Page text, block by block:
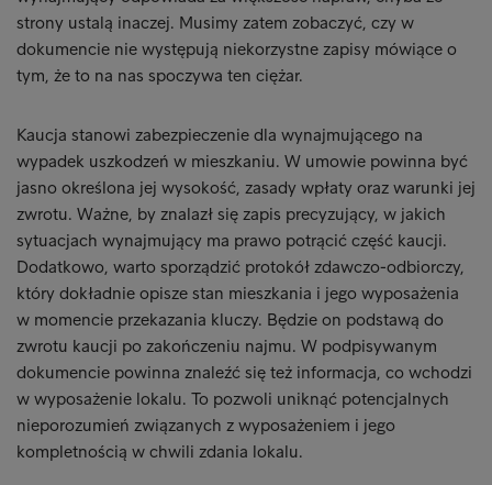
strony ustalą inaczej. Musimy zatem zobaczyć, czy w
dokumencie nie występują niekorzystne zapisy mówiące o
tym, że to na nas spoczywa ten ciężar.
Kaucja stanowi zabezpieczenie dla wynajmującego na
wypadek uszkodzeń w mieszkaniu. W umowie powinna być
jasno określona jej wysokość, zasady wpłaty oraz warunki jej
zwrotu. Ważne, by znalazł się zapis precyzujący, w jakich
sytuacjach wynajmujący ma prawo potrącić część kaucji.
Dodatkowo, warto sporządzić protokół zdawczo-odbiorczy,
który dokładnie opisze stan mieszkania i jego wyposażenia
w momencie przekazania kluczy. Będzie on podstawą do
zwrotu kaucji po zakończeniu najmu. W podpisywanym
dokumencie powinna znaleźć się też informacja, co wchodzi
w wyposażenie lokalu. To pozwoli uniknąć potencjalnych
nieporozumień związanych z wyposażeniem i jego
kompletnością w chwili zdania lokalu.